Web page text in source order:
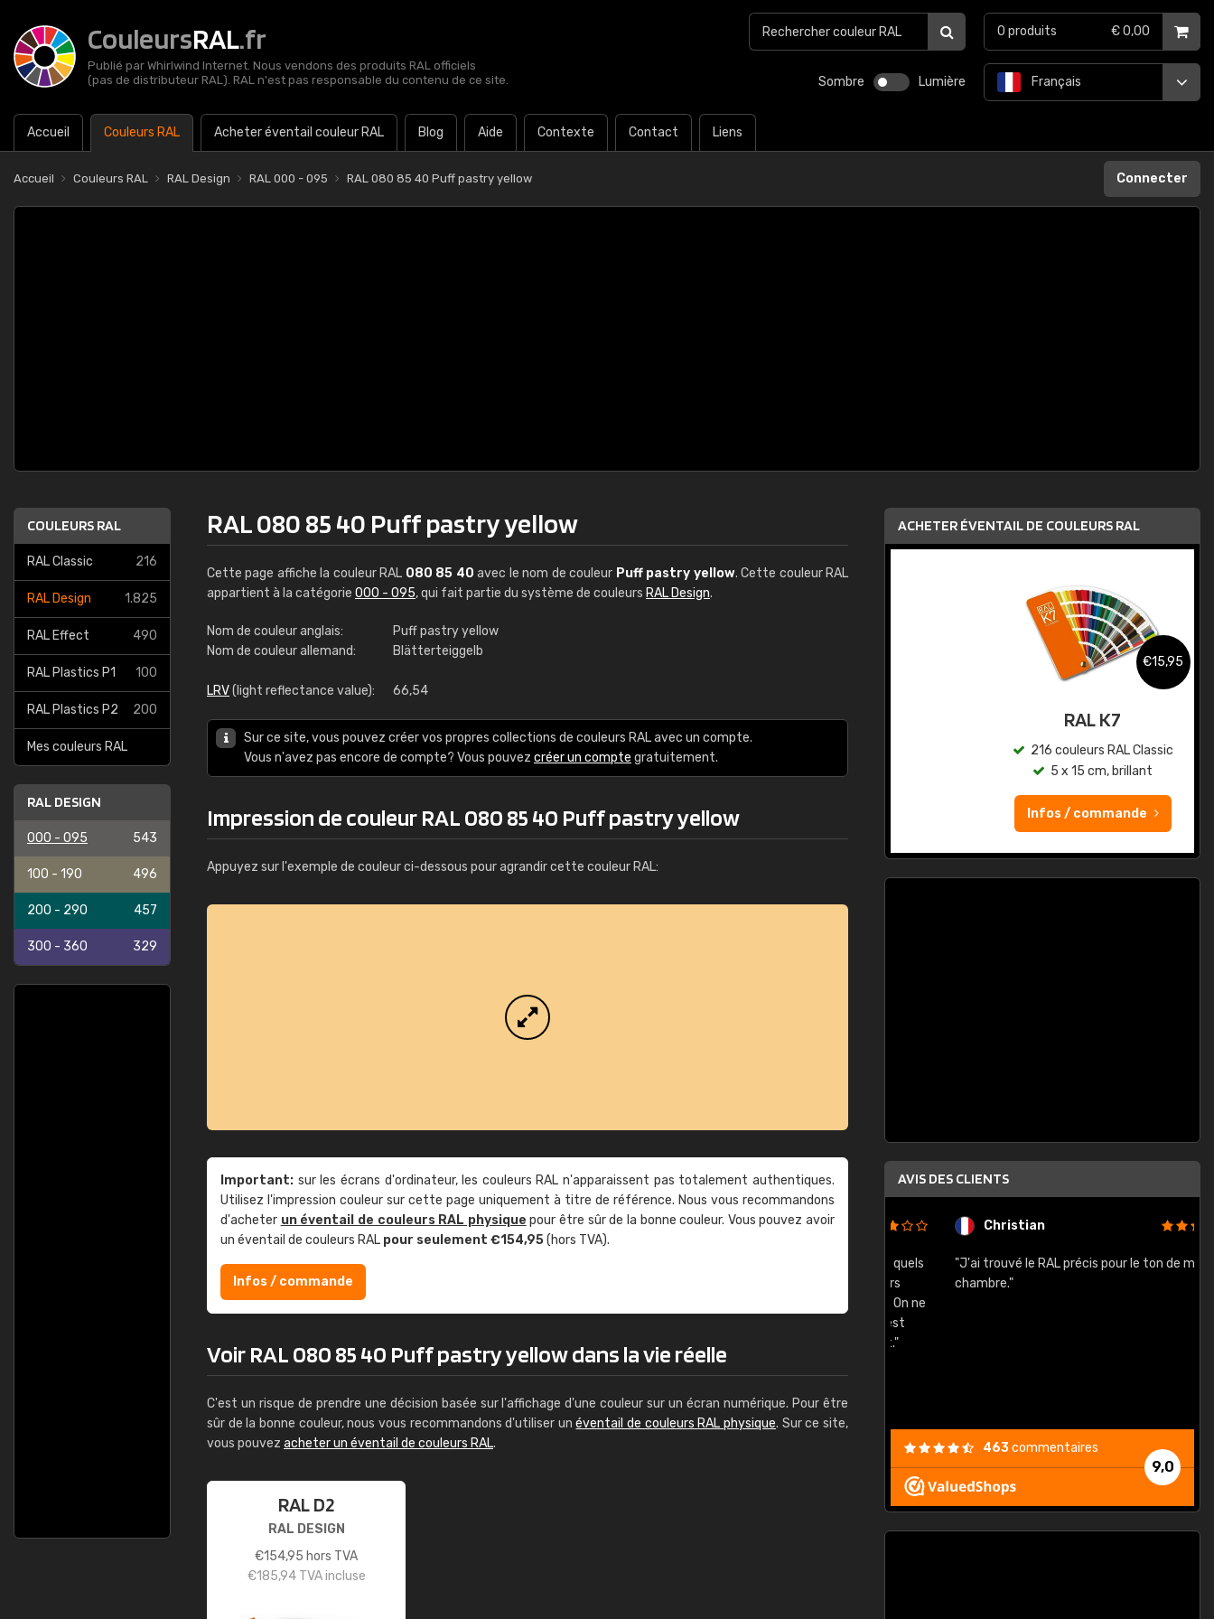
CouleursRAL.fr
Publié par Whirlwind Internet. Nous vendons des produits RAL officiels
(pas de distributeur RAL). RAL n'est pas responsable du contenu de ce site.
Sombre Lumière
Accueil Couleurs RAL Acheter éventail couleur RAL Blog Aide Contexte Contact Liens
Français
0 produits € 0,00
Accueil Couleurs RAL RAL Design RAL 000 - 095 RAL 080 85 40 Puff pastry yellow Connecter
COULEURS RAL
RAL Classic 216
RAL Design 1.825
RAL Effect 490
RAL Plastics P1 100
RAL Plastics P2 200
Mes couleurs RAL
RAL DESIGN
000 - 095 543
100 - 190 496
200 - 290 457
300 - 360 329
RAL 080 85 40 Puff pastry yellow
Cette page affiche la couleur RAL 080 85 40 avec le nom de couleur Puff pastry yellow. Cette couleur RAL
appartient à la catégorie 000 - 095, qui fait partie du système de couleurs RAL Design.
Nom de couleur anglais:
Puff pastry yellow
Nom de couleur allemand:
Blätterteiggelb
LRV(light reflectance value): 66,54
Sur ce site, vous pouvez créer vos propres collections de couleurs RAL avec un compte.
Vous n'avez pas encore de compte? Vous pouvez créer un compte gratuitement.
Impression de couleur RAL 080 85 40 Puff pastry yellow
Appuyez sur l'exemple de couleur ci-dessous pour agrandir cette couleur RAL:
Important: sur les écrans d'ordinateur, les couleurs RAL n'apparaissent pas totalement authentiques.
Utilisez l'impression couleur sur cette page uniquement à titre de référence. Nous vous recommandons
d'acheter un éventail de couleurs RAL physique pour être sûr de la bonne couleur. Vous pouvez avoir
un éventail de couleurs RAL pour seulement €154,95(hors TVA).
Infos / commande
Voir RAL 080 85 40 Puff pastry yellow dans la vie réelle
C'est un risque de prendre une décision basée sur l'affichage d'une couleur sur un écran numérique. Pour être
sûr de la bonne couleur, nous vous recommandons d'utiliser unéventail de couleurs RAL physique. Sur ce site,
vous pouvez acheter un éventail de couleurs RAL.
RAL D2
RAL DESIGN
€154,95 hors TVA
€185,94TVA incluse
ACHETER ÉVENTAIL DE COULEURS RAL
RAL K7 à base d'eau
216 couleurs RAL Classic
Infos / commande
€15,95
RAL K7
216 couleurs RAL Classic
5 x 15 cm, brillant
Infos / commande
AVIS DES CLIENTS
Guillaume Euvrard Christian
"J'ai trouvé le RAL précis pour le ton de ma
chambre."
9,0
463commentaires